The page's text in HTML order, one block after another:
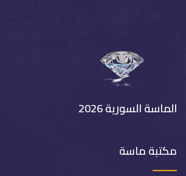
الماسة السورية 2026
مكتبة ماسة